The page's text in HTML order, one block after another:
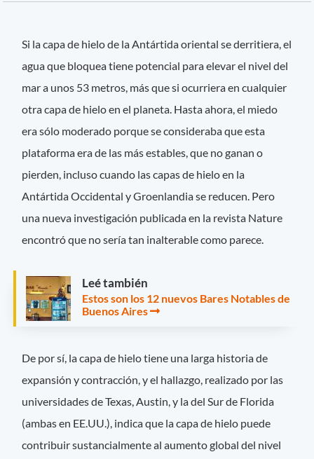
Si la capa de hielo de la Antártida oriental se derritiera, el
agua que bloquea tiene potencial para elevar el nivel del
mar a unos 53 metros, más que si ocurriera en cualquier
otra capa de hielo en el planeta. Hasta ahora, el miedo
era sólo moderado porque se consideraba que esta
plataforma era de las más estables, que no ganan o
pierden, incluso cuando las capas de hielo en la
Antártida Occidental y Groenlandia se reducen. Pero
una nueva investigación publicada en la revista Nature
encontró que no sería tan inalterable como parece.
Leé también
Estos son los 12 nuevos Bares Notables de
Buenos Aires
De por sí, la capa de hielo tiene una larga historia de
expansión y contracción, y el hallazgo, realizado por las
universidades de Texas, Austin, y la del Sur de Florida
(ambas en EE.UU.), indica que la capa de hielo puede
contribuir sustancialmente al aumento global del nivel